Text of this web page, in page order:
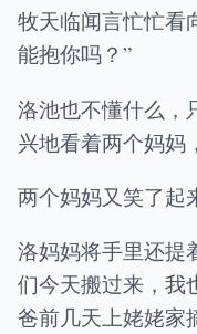
牧天临闻言忙忙看
能抱你吗？”
洛池也不懂什么，
兴地看着两个妈妈
两个妈妈又笑了起
洛妈妈将手里还提
们今天搬过来，我
爸前几天上姥姥家